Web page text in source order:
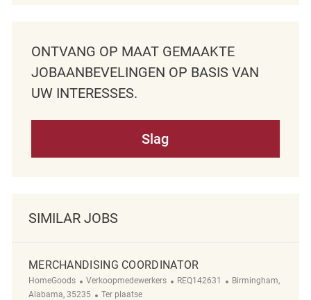
ONTVANG OP MAAT GEMAAKTE
JOBAANBEVELINGEN OP BASIS VAN
UW INTERESSES.
Slag
SIMILAR JOBS
MERCHANDISING COORDINATOR
HomeGoods Categorie
Verkoopmedewerkers ReqId
REQ142631 Plaats
Birmingham,
Alabama, 35235
Afgelegen
Ter plaatse